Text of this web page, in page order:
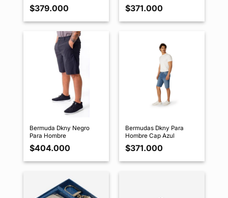
$379.000 $371.000
Bermuda Dkny Negro
Para Hombre
$404.000
Bermudas Dkny Para
Hombre Cap Azul
$371.000